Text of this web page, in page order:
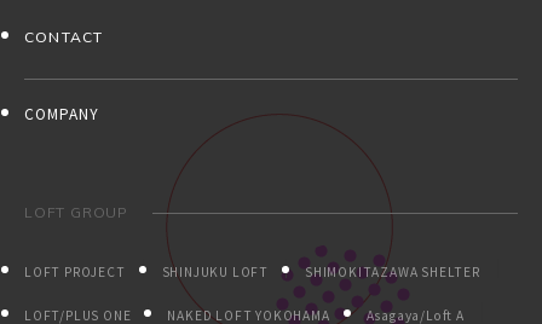
CONTACT
COMPANY
LOFT GROUP
LOFT PROJECT SHINJUKU LOFT SHIMOKITAZAWA SHELTER
LOFT/PLUS ONE NAKED LOFT YOKOHAMA Asagaya/Loft A